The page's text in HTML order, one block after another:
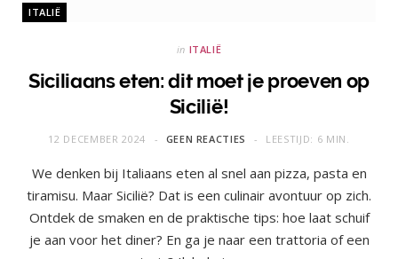
ITALIË
in ITALIË
Siciliaans eten: dit moet je proeven op
Sicilië!
12 DECEMBER 2024 GEEN REACTIES LEESTIJD: 6 MIN.
We denken bij Italiaans eten al snel aan pizza, pasta en
tiramisu. Maar Sicilië? Dat is een culinair avontuur op zich.
Ontdek de smaken en de praktische tips: hoe laat schuif
je aan voor het diner? En ga je naar een trattoria of een